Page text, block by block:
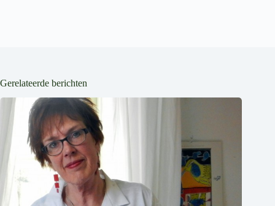
Gerelateerde berichten